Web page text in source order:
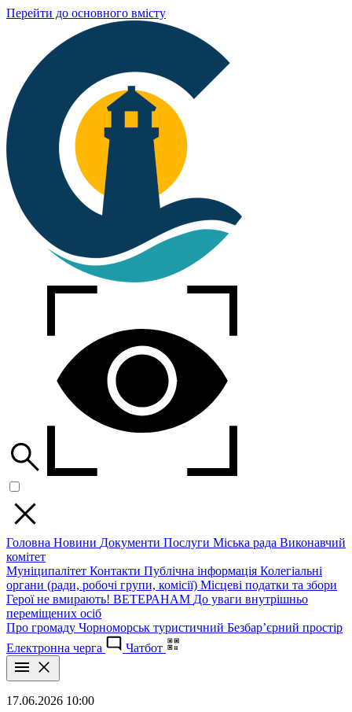
Перейти до основного вмісту
Головна Новини Документи Послуги Міська рада Виконавчий
комітет
Муніципалітет Контакти Публічна інформація Колегіальні
органи (ради, робочі групи, комісії) Місцеві податки та збори
Герої не вмирають! ВЕТЕРАНАМ До уваги внутрішньо
переміщених осіб
Про громаду Чорноморськ туристичний Безбар’єрний простір
Електронна черга
Чатбот
17.06.2026 10:00